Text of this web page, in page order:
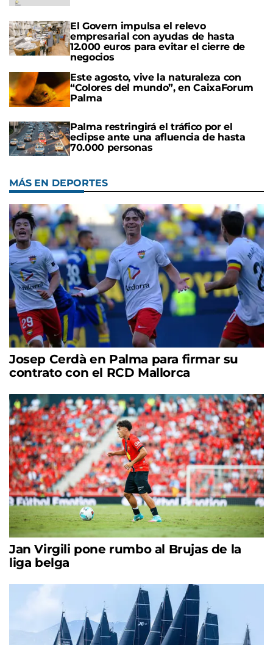
El Govern impulsa el relevo
empresarial con ayudas de hasta
12.000 euros para evitar el cierre de
negocios
Este agosto, vive la naturaleza con
“Colores del mundo”, en CaixaForum
Palma
Palma restringirá el tráfico por el
eclipse ante una afluencia de hasta
70.000 personas
MÁS EN DEPORTES
Josep Cerdà en Palma para firmar su
contrato con el RCD Mallorca
Jan Virgili pone rumbo al Brujas de la
liga belga